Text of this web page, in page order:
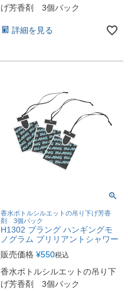
げ芳香剤 3個パック
詳細を見る
香水ボトルシルエットの吊り下げ芳香
剤 3個パック
H1302 ブラング ハンギングモ
ノグラム ブリリアントシャワー
販売価格 ¥550税込
香水ボトルシルエットの吊り下
げ芳香剤 3個パック